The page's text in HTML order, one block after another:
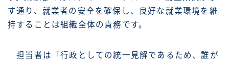
す通り、就業者の安全を確保し、良好な就業環境を維
持することは組織全体の責務です。
担当者は「行政としての統一見解であるため、誰が